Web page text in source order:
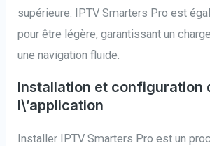
supérieure. IPTV Smarters Pro est
pour être légère, garantissant un
une navigation fluide.
Installation et configuration
l\’application
Installer IPTV Smarters Pro est un